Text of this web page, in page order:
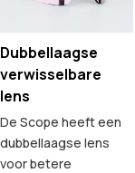
Dubbellaagse
verwisselbare
lens
De Scope heeft een
dubbellaagse lens
voor betere